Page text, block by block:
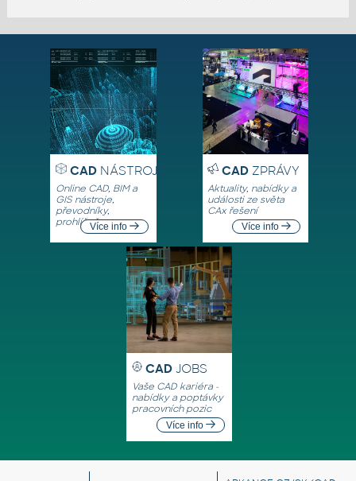
CADNÁSTROJE
Online CAD, BIM a
GIS nástroje,
převodníky,
prohlížečeVíce info
CADZPRÁVY
Aktuality, nabídky a
události ze světa
CAx řešení
Více info
CAD JOBS
Vaše CAD kariéra -
nabídky a poptávky
pracovních pozic
Více info